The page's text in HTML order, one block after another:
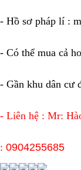
- Hồ sơ pháp lí :
- Có thể mua cả
- Gần khu dân cư
- Liên hệ : Mr:
: 0904255685